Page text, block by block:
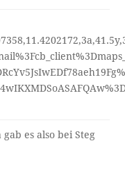
es also bei Steg